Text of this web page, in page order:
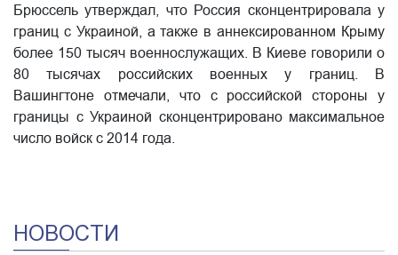
​Брюссель утверждал, что Россия сконцентрировала у
границ с Украиной, а также в аннексированном Крыму
более 150 тысяч военнослужащих. В Киеве говорили о
80 тысячах российских военных у границ. В
Вашингтоне отмечали, что с российской стороны у
границы с Украиной сконцентрировано максимальное
число войск с 2014 года.
НОВОСТИ